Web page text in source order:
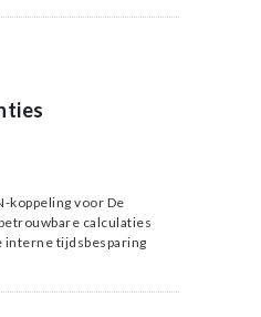
koppeling voor De
calculaties
interne tijdsbesparing